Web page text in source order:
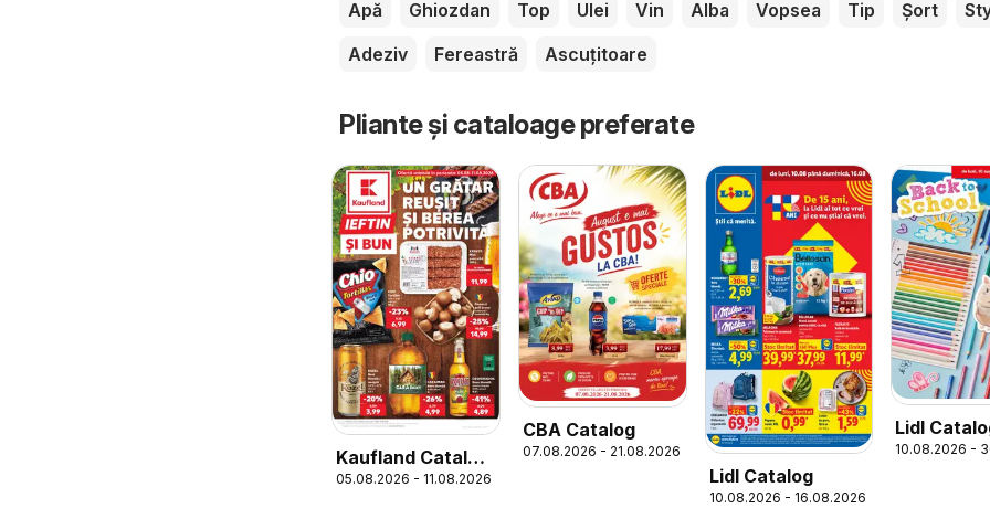
Apă Ghiozdan Top Ulei Vin Alba Vopsea Tip Șort
Adeziv
Fereastră Ascuțitoare
Pliante și cataloage preferate
Kaufland Catalog
Tematic
05.08.2026 - 11.08.2026
CBA Catalog
07.08.2026 - 21.08.2026
Lidl Catalog
10.08.2026 - 16.08.2026
Lidl
to School
10.08.2026 -